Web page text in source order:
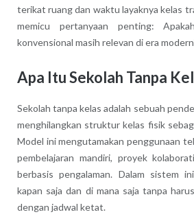
terikat ruang dan waktu layaknya kelas
memicu pertanyaan penting:
konvensional masih relevan di era
Apa Itu Sekolah Tanpa
Sekolah tanpa kelas adalah sebuah
menghilangkan struktur kelas fisik
Model ini mengutamakan penggunaan
pembelajaran mandiri, proyek
berbasis pengalaman. Dalam sistem
kapan saja dan di mana saja tanpa
dengan jadwal ketat.